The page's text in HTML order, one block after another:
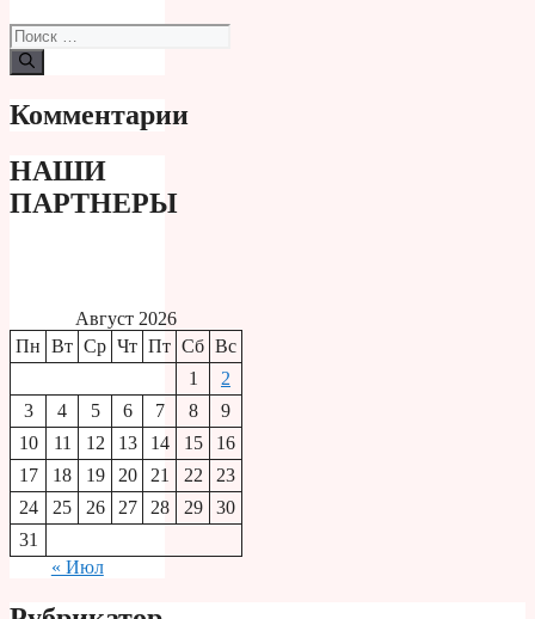
Поиск:
Комментарии
НАШИ
ПАРТНЕРЫ
Август 2026
Пн Вт Ср Чт Пт Сб Вс
1
2
3
4 5 6 7 8
9
10
11 12 13 14 15
16
17
18 19 20 21 22
23
24
25 26 27 28 29
30
31
« Июл